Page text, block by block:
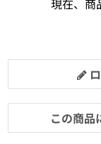
この商品